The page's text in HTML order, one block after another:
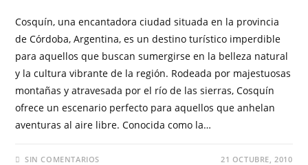
Cosquín, una encantadora ciudad situada en la provincia
de Córdoba, Argentina, es un destino turístico imperdible
para aquellos que buscan sumergirse en la belleza natural
y la cultura vibrante de la región. Rodeada por majestuosas
montañas y atravesada por el río de las sierras, Cosquín
ofrece un escenario perfecto para aquellos que anhelan
aventuras al aire libre. Conocida como la…
SIN COMENTARIOS 21 OCTUBRE, 2010